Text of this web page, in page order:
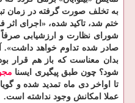
به تخلف صورت گرفته در زمان
ختم شد، تاكید شده، «اجرای اثر
شورای نظارت و ارزشیابی صرفاً
صادر شده تداوم خواهد داشت».
بدان معناست كه باز هم قرار
شود؟ چون طبق پیگیری ایسنا
تا اواخر دی ماه تمدید شده و
عملا امكانش وجود نداشته است.